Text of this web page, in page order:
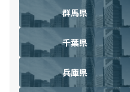
群馬県
千葉県
兵庫県